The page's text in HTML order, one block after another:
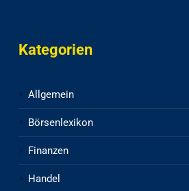
Kategorien
Allgemein
Börsenlexikon
Finanzen
Handel